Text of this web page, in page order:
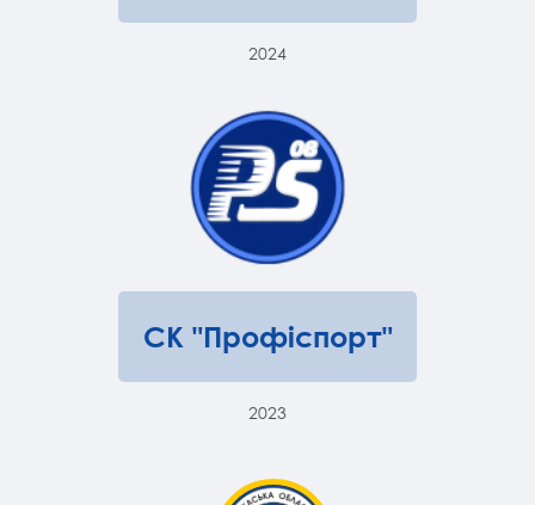
2024
СК "Профіспорт"
2023